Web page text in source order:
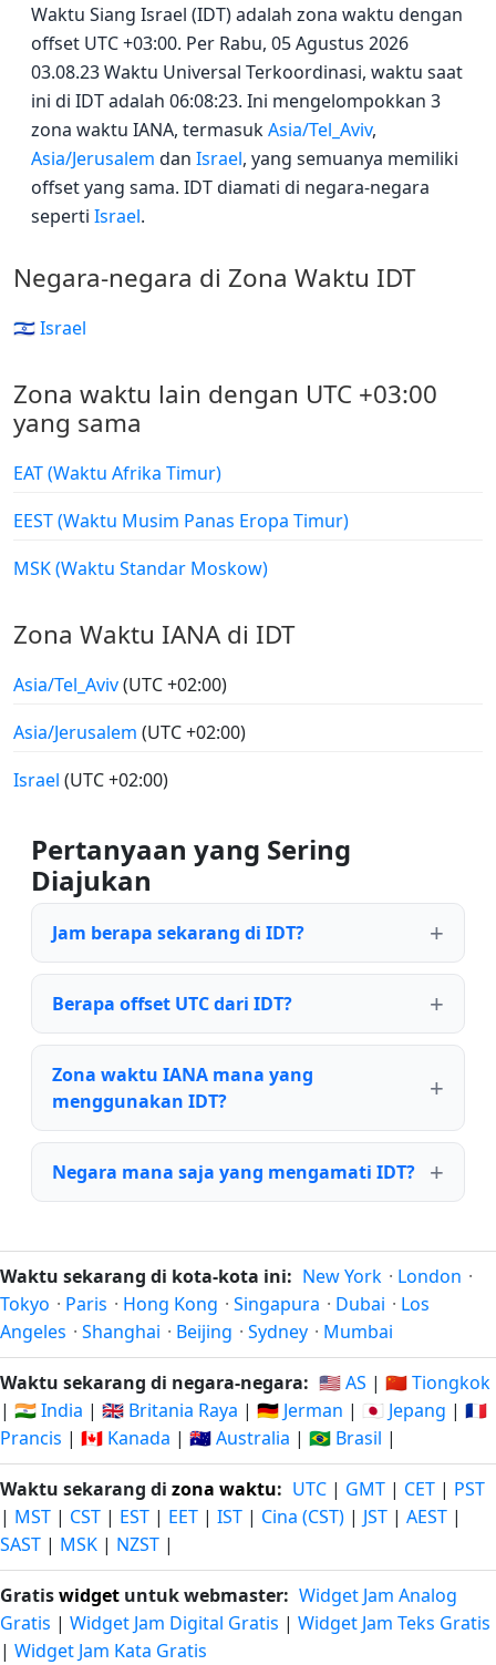
Waktu Siang Israel (IDT) adalah zona waktu dengan
offset UTC +03:00. Per Rabu, 05 Agustus 2026
03.08.23 Waktu Universal Terkoordinasi, waktu saat
ini di IDT adalah 06:08:23. Ini mengelompokkan 3
zona waktu IANA, termasukAsia/Tel_Aviv,
Asia/Jerusalem dan Israel, yang semuanya memiliki
offset yang sama. IDT diamati di negara-negara
seperti Israel.
Negara-negara di Zona Waktu IDT
🇮🇱 Israel
Zona waktu lain dengan UTC +03:00
yang sama
EAT (Waktu Afrika Timur)
EEST (Waktu Musim Panas Eropa Timur)
MSK (Waktu Standar Moskow)
Zona Waktu IANA di IDT
Asia/Tel_Aviv(UTC +02:00)
Asia/Jerusalem (UTC +02:00)
Israel (UTC +02:00)
Pertanyaan yang Sering
Diajukan
Jam berapa sekarang di IDT?
Berapa offset UTC dari IDT?
Zona waktu IANA mana yang
menggunakan IDT?
Negara mana saja yang mengamati IDT?
Waktu sekarang di kota-kota ini: New York · London ·
Tokyo · Paris · Hong Kong · Singapura · Dubai · Los
Angeles · Shanghai · Beijing · Sydney · Mumbai
Waktu sekarang di negara-negara: 🇺🇸 AS | 🇨🇳 Tiongkok
| 🇮🇳 India | 🇬🇧 Britania Raya | 🇩🇪 Jerman | 🇯🇵 Jepang | 🇫🇷
Prancis | 🇨🇦 Kanada | 🇦🇺 Australia | 🇧🇷 Brasil |
Waktu sekarang di zona waktu: UTC | GMT | CET | PST
| MST | CST | EST | EET | IST | Cina (CST) | JST | AEST |
SAST | MSK | NZST |
Gratiswidget untuk webmaster: Widget Jam Analog
Gratis | Widget Jam Digital Gratis | Widget Jam Teks Gratis
| Widget Jam Kata Gratis